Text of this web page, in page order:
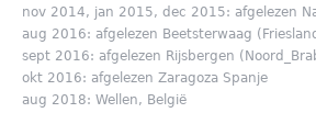
nov 2014, jan 2015, dec 2015: afgelezen
aug 2016: afgelezen Beetsterwaag
sept 2016: afgelezen Rijsbergen
okt 2016: afgelezen Zaragoza Spanje
aug 2018: Wellen, België